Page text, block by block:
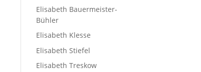
Elisabeth Bauermeister-
Bühler
Elisabeth Klesse
Elisabeth Stiefel
Elisabeth Treskow